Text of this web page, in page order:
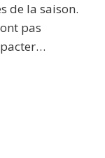
de la saison.
pas